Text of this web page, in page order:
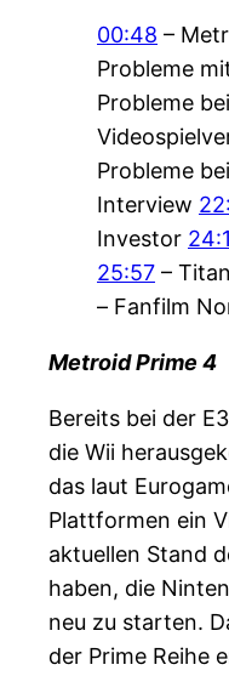
00:48 –
Probleme
Probleme
Probleme
Interview
Investor
25:57 –
– Fanfilm
Metroid Prime 4
Bereits bei der
die Wii
das laut
Plattformen ein
aktuellen Stand
haben, die
neu zu starten.
der Prime Reihe